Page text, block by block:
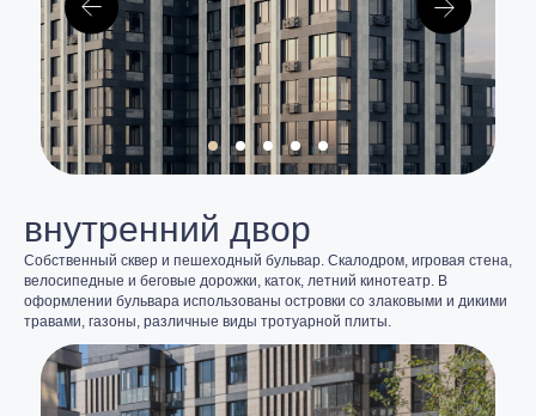
внутренний двор
Собственный сквер и пешеходный бульвар. Скалодром, игровая стена,
велосипедные и беговые дорожки, каток, летний кинотеатр. В
оформлении бульвара использованы островки со злаковыми и дикими
травами, газоны, различные виды тротуарной плиты.